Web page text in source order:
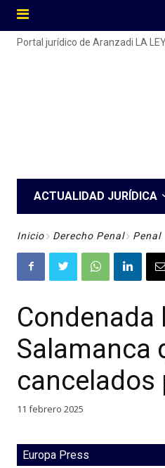
Portal jurídico de Aranzadi LA
ACTUALIDAD JURÍDICA
Inicio Derecho Penal Penal
Condenada
Salamanca
cancelados
11 febrero 2025
Europa Press